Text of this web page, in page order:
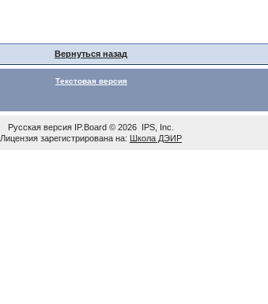
Вернуться назад
Текстовая версия
Русская версия IP.Board© 2026 IPS, Inc
Лицензия зарегистрирована на: Школа ДЭИР